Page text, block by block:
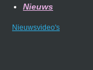
Nieuws
Nieuwsvideo's